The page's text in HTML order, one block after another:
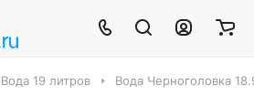
Вода 19 литров Вода Черноголовка